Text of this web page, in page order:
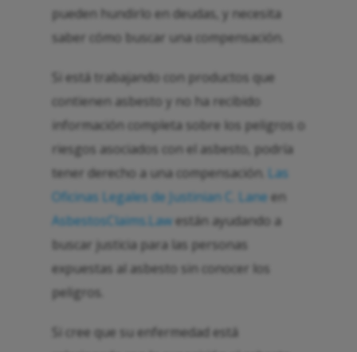
pueden hundirlo en deudas, y necesita
saber cómo buscar una compensación.
Si está trabajando con productos que
contienen asbesto y no ha recibido
información completa sobre los peligros o
riesgos asociados con el asbesto, podría
tener derecho a una compensación. Las
Oficinas Legales de Justinian C. Lane en
AsbestosClaims.Law están ayudando a
buscar justicia para las personas
expuestas al asbesto sin conocer los
peligros.
Si cree que su enfermedad está